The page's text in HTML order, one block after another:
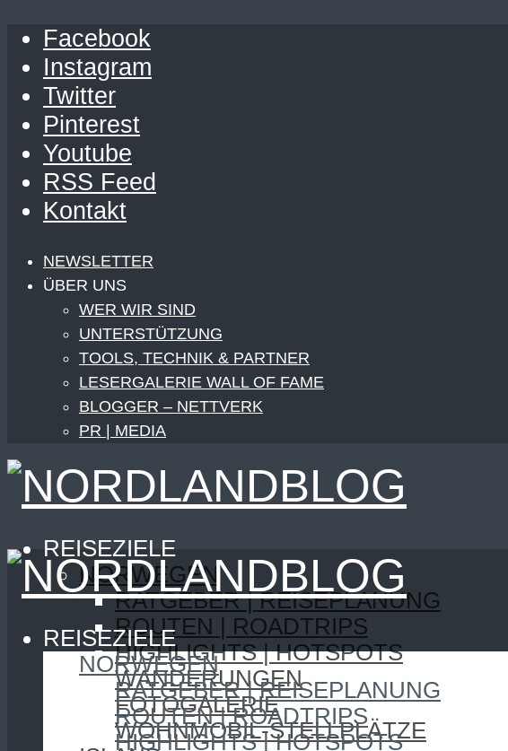
Facebook
Instagram
Twitter
Pinterest
Youtube
RSS Feed
Kontakt
NEWSLETTER
ÜBER UNS
WER WIR SIND
UNTERSTÜTZUNG
TOOLS, TECHNIK & PARTNER
LESERGALERIE WALL OF FAME
BLOGGER – NETTVERK
PR | MEDIA
REISEZIELE
NORWEGEN
RATGEBER | REISEPLANUNG
ROUTEN | ROADTRIPS
HIGHLIGHTS | HOTSPOTS
WANDERUNGEN
FOTOGALERIE
WOHNMOBIL-STELLPLÄTZE
REISEZIELE
NORWEGEN
RATGEBER | REISEPLANUNG
ROUTEN | ROADTRIPS
HIGHLIGHTS | HOTSPOTS